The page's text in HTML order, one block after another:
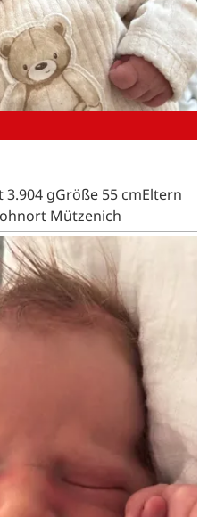
gGröße 55 cmEltern
Mützenich